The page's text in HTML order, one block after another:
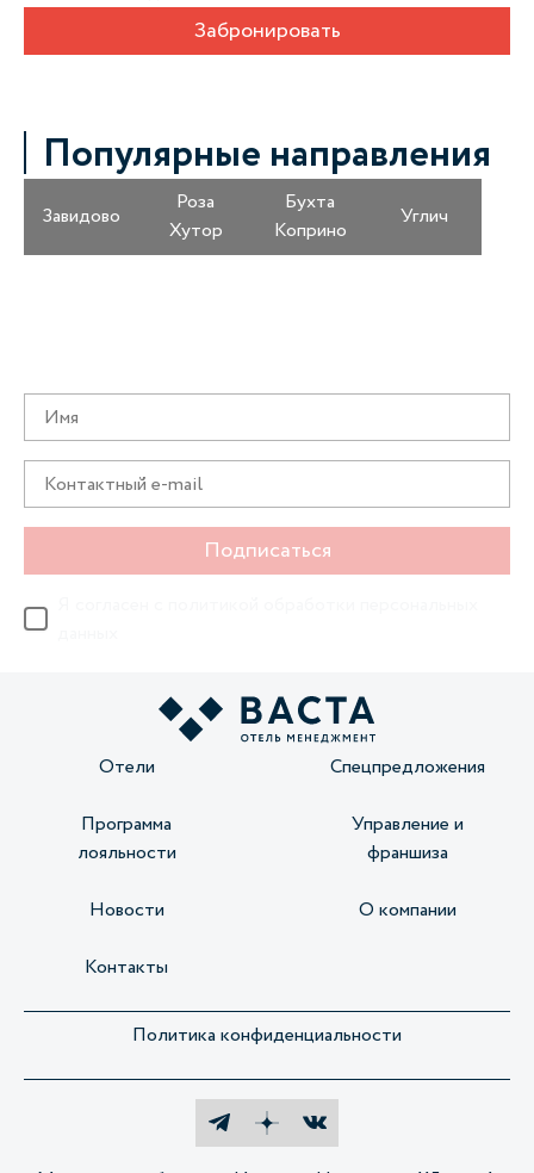
Забронировать
Популярные направления
Завидово
Роза
Хутор
Бухта
Коприно
Углич
Подписаться
Отели Спецпредложения
Программа
лояльности
Управление и
франшиза
Новости О компании
Контакты
Политика конфиденциальности